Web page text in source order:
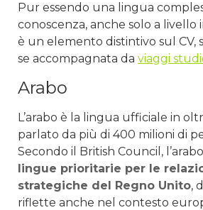
Pur essendo una lingua
conoscenza, anche solo a livello
è un elemento distintivo sul CV,
se accompagnata da viaggi
Arabo
L’arabo è la lingua ufficiale in
parlato da più di 400 milioni di
Secondo il British Council,
lingue prioritarie per le
strategiche del Regno Unito,
riflette anche nel contesto